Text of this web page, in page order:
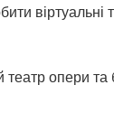
віртуальні
опери та